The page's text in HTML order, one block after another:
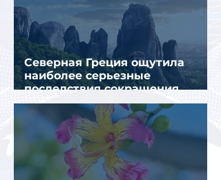
Северная Греция ощутила
наиболее серьезные
последствия сокращения
турпотока из России